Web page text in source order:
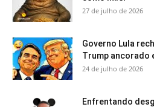
27 de julho de 2026
Governo Lula
Trump ancorado
24 de julho de 2026
Enfrentando